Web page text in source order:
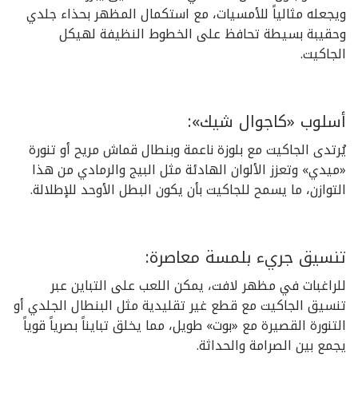
ويجعله مثالياً للأمسيات، مع استكمال المظهر بحذاء جلدي
وحقيبة بسيطة تحافظ على الخطوط النظيفة لهيكل
الجاكيت.
أسلوب «كاجوال شيك»:
يُرتدى الجاكيت مع بلوزة ناعمة وبنطال قماش مريح أو تنورة
«ميدي» وتعزز الألوان الهادئة مثل البيج والرمادي من هذا
التوازن، ما يسمح للجاكيت بأن يكون البطل الأوحد للإطلالة.
تنسيق جريء بلمسة معاصرة:
للراغبات في مظهر لافت، يمكن اللعب على التباين عبر
تنسيق الجاكيت مع قطع غير تقليدية مثل البنطال الجلدي أو
التنورة القصيرة مع «بوت» طويل، مما يخلق تبايناً بصرياً قوياً
يجمع بين الصرامة والحداثة.